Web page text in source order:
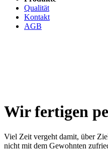
Qualität
Kontakt
AGB
Wir fertigen
Viel Zeit vergeht damit, über
nicht mit dem Gewohnten